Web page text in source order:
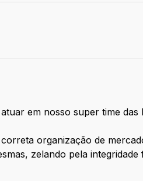
em nosso super time das
organização de
zelando pela